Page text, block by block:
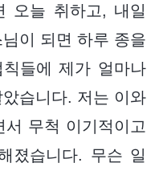
오늘 취하고, 내일
님이 되면 하루 종을
들에 제가 얼마나
습니다. 저는 이와
무척 이기적이고
졌습니다. 무슨 일